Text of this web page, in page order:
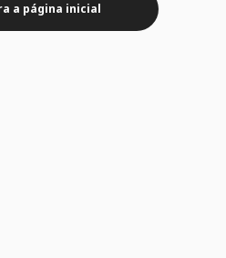
a página inicial